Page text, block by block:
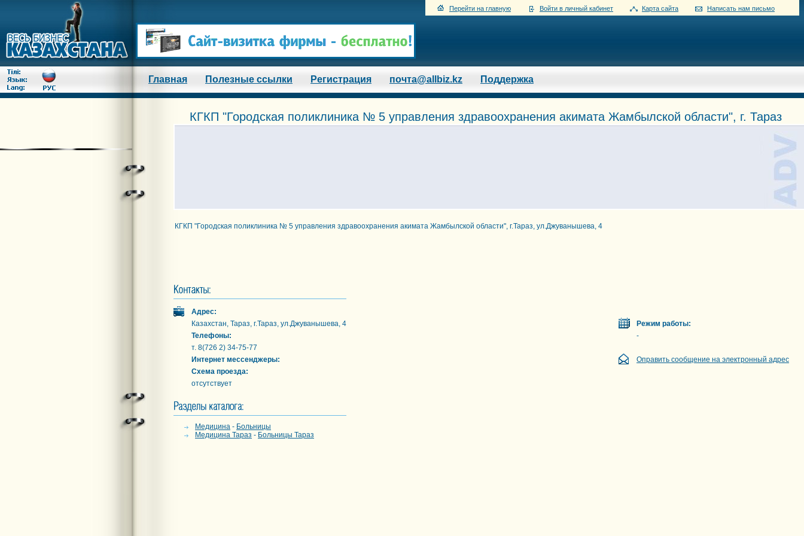
Перейти на главную Войти в личный кабинет Карта сайта Написать нам письмо
Главная Полезные ссылки Регистрация почта@allbiz.kz Поддержка
КГКП "Городская поликлиника № 5 управления здравоохранения акимата Жамбылской области", г. Тараз
КГКП "Городская поликлиника № 5 управления здравоохранения акимата Жамбылской области", г.Тараз, ул.Джуванышева, 4
Адрес:
Казахстан, Тараз, г.Тараз, ул.Джуванышева, 4
Телефоны:
т. 8(726 2) 34-75-77
Интернет мессенджеры:
Схема проезда:
отсутствует
Режим работы:
-
Оправить сообщение на электронный адрес
Медицина - Больницы
Медицина Тараз - Больницы Тараз